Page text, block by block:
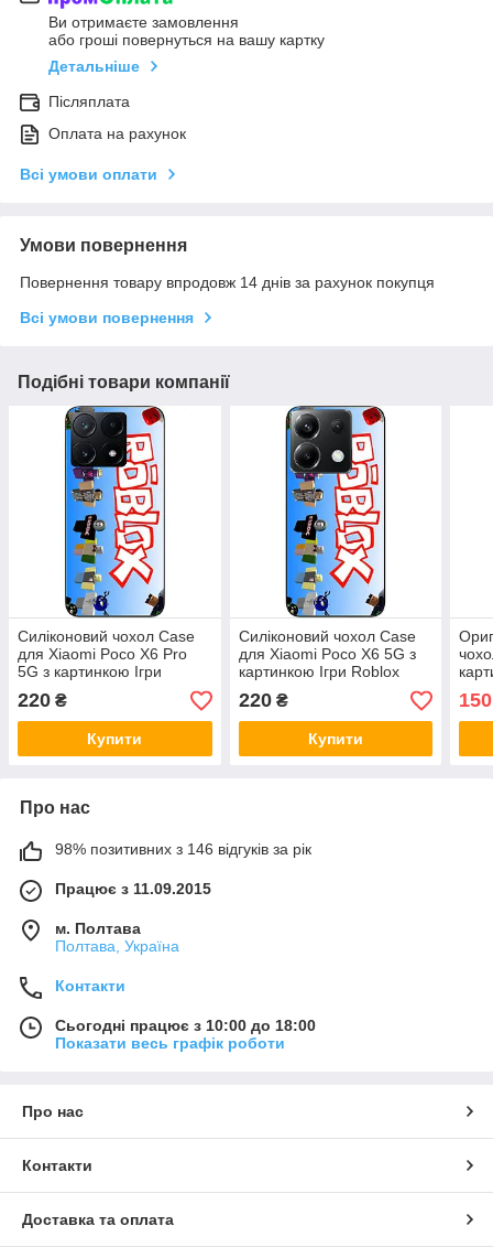
Ви отримаєте замовлення
або гроші повернуться на вашу картку
Детальніше
Післяплата
Оплата на рахунок
Всі умови оплати
Умови повернення
Повернення товару впродовж 14 днів за рахунок покупця
Всі умови повернення
Подібні товари компанії
Силіконовий чохол Case
для Xiaomi Poco X6 Pro
5G з картинкою Ігри
Roblox
220 ₴
Купити
Силіконовий чохол Case
для Xiaomi Poco X6 5G з
картинкою Ігри Roblox
220₴
Купити
150
Про нас
98% позитивних з 146 відгуків за рік
Працює з 11.09.2015
м. Полтава
Полтава, Україна
Контакти
Сьогодні працює з 10:00 до 18:00
Показати весь графік роботи
Про нас
Контакти
Доставка та оплата